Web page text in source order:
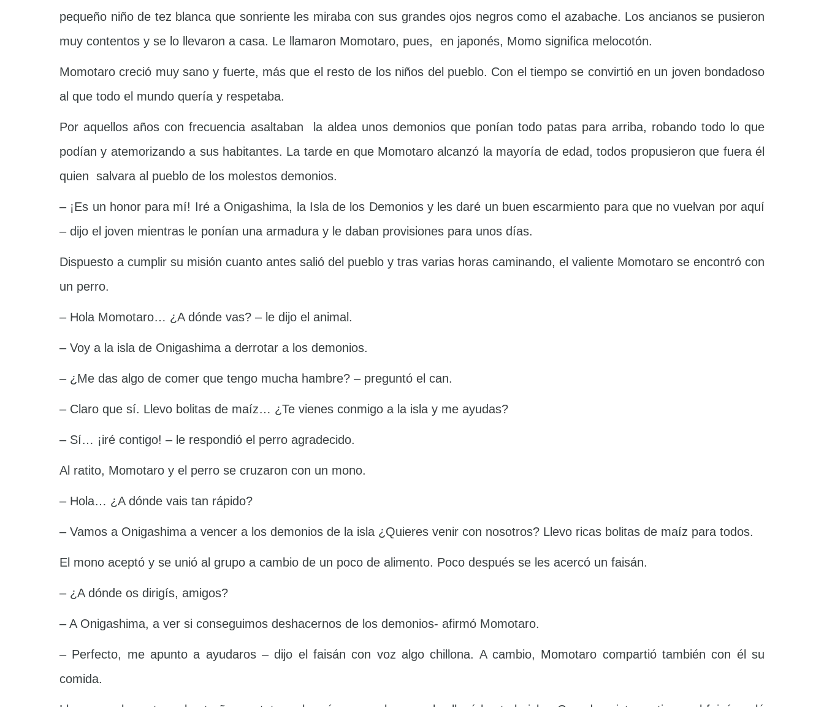
pequeño niño de tez blanca que sonriente les miraba con sus grandes ojos negros como el azabache. Los ancianos se pusieron
muy contentos y se lo llevaron a casa. Le llamaron Momotaro, pues, en japonés, Momo significa melocotón.
Momotaro creció muy sano y fuerte, más que el resto de los niños del pueblo. Con el tiempo se convirtió en un joven bondadoso
al que todo el mundo quería y respetaba.
Por aquellos años con frecuencia asaltaban la aldea unos demonios que ponían todo patas para arriba, robando todo lo que
podían y atemorizando a sus habitantes. La tarde en que Momotaro alcanzó la mayoría de edad, todos propusieron que fuera él
quien salvara al pueblo de los molestos demonios.
– ¡Es un honor para mí! Iré a Onigashima, la Isla de los Demonios y les daré un buen escarmiento para que no vuelvan por aquí
– dijo el joven mientras le ponían una armadura y le daban provisiones para unos días.
Dispuesto a cumplir su misión cuanto antes salió del pueblo y tras varias horas caminando, el valiente Momotaro se encontró con
un perro.
– Hola Momotaro… ¿A dónde vas? – le dijo el animal.
– Voy a la isla de Onigashima a derrotar a los demonios.
– ¿Me das algo de comer que tengo mucha hambre? – preguntó el can.
– Claro que sí. Llevo bolitas de maíz… ¿Te vienes conmigo a la isla y me ayudas?
– Sí… ¡iré contigo! – le respondió el perro agradecido.
Al ratito, Momotaro y el perro se cruzaron con un mono.
– Hola… ¿A dónde vais tan rápido?
– Vamos a Onigashima a vencer a los demonios de la isla ¿Quieres venir con nosotros? Llevo ricas bolitas de maíz para todos.
El mono aceptó y se unió al grupo a cambio de un poco de alimento. Poco después se les acercó un faisán.
– ¿A dónde os dirigís, amigos?
– A Onigashima, a ver si conseguimos deshacernos de los demonios- afirmó Momotaro.
– Perfecto, me apunto a ayudaros – dijo el faisán con voz algo chillona. A cambio, Momotaro compartió también con él su
comida.